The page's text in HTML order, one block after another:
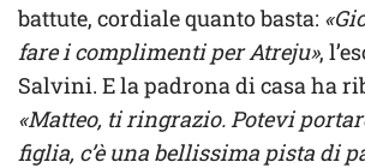
battute, cordiale quanto basta:
fare i complimenti per Atreju»,
Salvini. E la padrona di casa ha
«Matteo, ti ringrazio. Potevi
figlia, c’è una bellissima pista di